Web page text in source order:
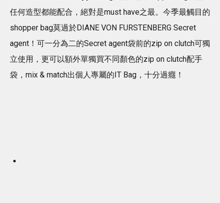
任何造型都能配合，絕對是must have之最。今季最觸目的
shopper bag莫過於DIANE VON FURSTENBERG Secret
agent！可一分為二的Secret agent袋前的zip on clutch可獨
立使用，更可以額外單獨買不同顏色的zip on clutch配手
袋，mix & match出個人專屬的IT Bag，十分過癮！